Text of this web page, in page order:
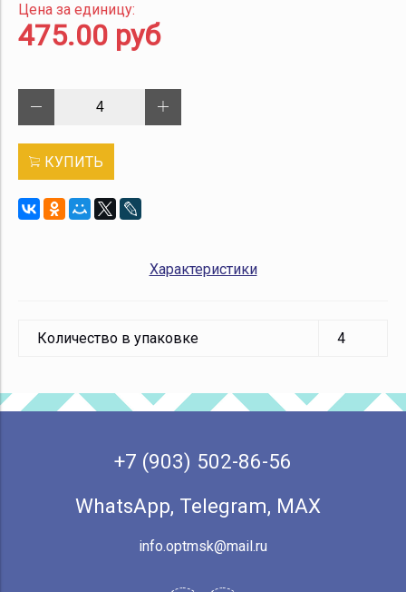
Цена за единицу:
475.00 руб
КУПИТЬ
Характеристики
Количество в упаковке 4
+7 (903) 502-86-56
WhatsApp, Telegram, МАХ
info.optmsk@mail.ru